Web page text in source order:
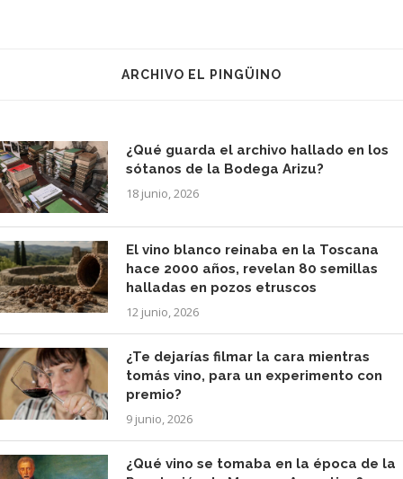
ARCHIVO EL PINGÜINO
¿Qué guarda el archivo hallado en los
sótanos de la Bodega Arizu?
18 junio, 2026
El vino blanco reinaba en la Toscana
hace 2000 años, revelan 80 semillas
halladas en pozos etruscos
12 junio, 2026
¿Te dejarías filmar la cara mientras
tomás vino, para un experimento con
premio?
9 junio, 2026
¿Qué vino se tomaba en la época de la